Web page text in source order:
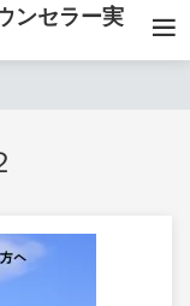
ンセラー実